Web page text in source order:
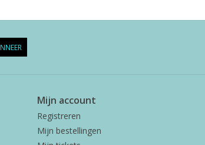
Mijn account
Registreren
Mijn bestellingen